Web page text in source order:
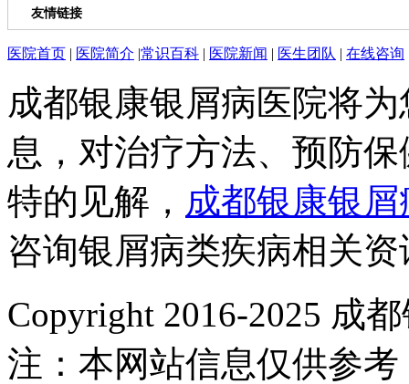
友情链接
医院首页 | 医院简介 |常识百科 | 医院新闻 | 医生团队 | 在线咨询
成都银康银屑病医院将
息，对治疗方法、预防
特的见解， 成都银康银
咨询银屑病类疾病相关资
Copyright 2016-2025 成
注：本网站信息仅供参